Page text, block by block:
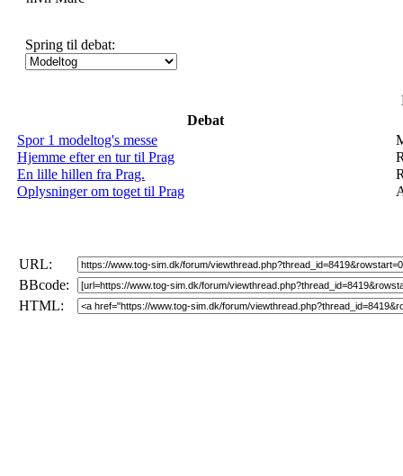
Spring til debat:
Debat
Spor 1 modeltog's messe
Hjemme efter en tur til Prag
En lille hillen fra Prag.
Oplysninger om toget til Prag
URL:
BBcode:
HTML: